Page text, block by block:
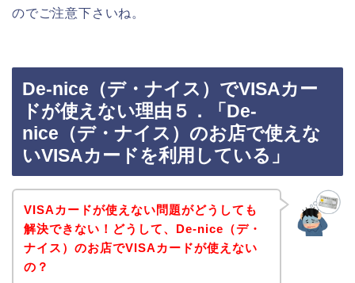
のでご注意下さいね。
De-nice（デ・ナイス）でVISAカー
ドが使えない理由５．「De-
nice（デ・ナイス）のお店で使えな
いVISAカードを利用している」
VISAカードが使えない問題がどうしても
解決できない！どうして、De-nice（デ・
ナイス）のお店でVISAカードが使えない
の？